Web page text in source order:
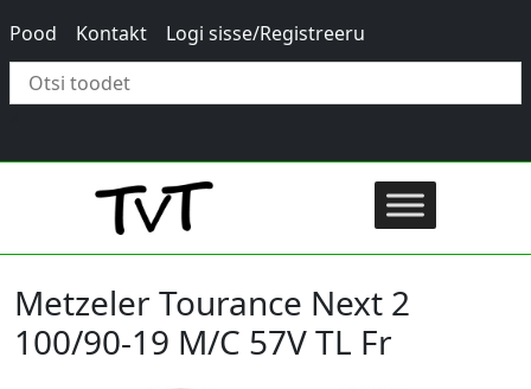
Pood Kontakt Logi sisse/Registreeru
Metzeler Tourance Next 2
100/90-19 M/C 57V TL Fr